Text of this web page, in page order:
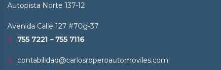
Autopista Norte 137-12
Avenida Calle 127 #70g-37
755 7221 – 755 7116
contabilidad@carlosroperoautomoviles.com